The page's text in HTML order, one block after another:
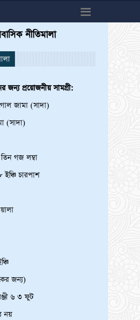
নীতিমালা
জন্য প্রয়োজনীয় সামগ্রী:
জামা (সাদা)
(সাদা)
গজ লম্বা
চারপাশ
জন্য)
৬ ৩ ফুট
নয়